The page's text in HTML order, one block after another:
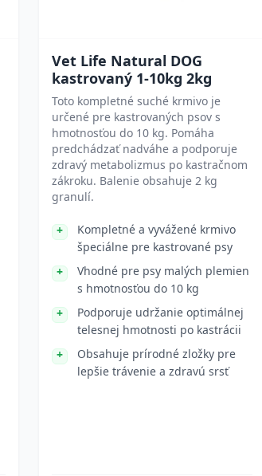
Vet Life Natural DOG
kastrovaný 1-10kg 2kg
Toto kompletné suché krmivo je
určené pre kastrovaných psov s
hmotnosťou do 10 kg. Pomáha
predchádzať nadváhe a podporuje
zdravý metabolizmus po kastračnom
zákroku. Balenie obsahuje 2 kg
granulí.
Kompletné a vyvážené krmivo
špeciálne pre kastrované psy
Vhodné pre psy malých plemien
s hmotnosťou do 10 kg
Podporuje udržanie optimálnej
telesnej hmotnosti po kastrácii
Obsahuje prírodné zložky pre
lepšie trávenie a zdravú srsť